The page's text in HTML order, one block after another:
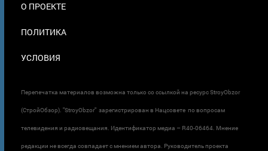
О ПРОЕКТЕ
ПОЛИТИКА
УСЛОВИЯ
Перепечатка материалов возможна только со ссылкой на ресурс StroyObzor
(СтройОбзор). "StroyObzor" зарегистрирован в Нацсовете по вопросам
телевидения и радиовещания. Идентификатор медиа – R40-06464. Мнение
редакции не всегда совпадает с мнением автора. Руководитель проекта